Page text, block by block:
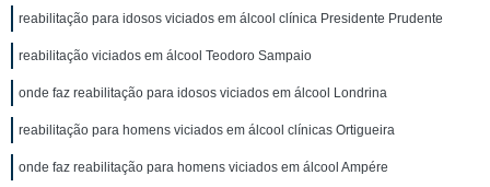
reabilitação para idosos viciados em álcool clínica Presidente Prudente
reabilitação viciados em álcool Teodoro Sampaio
onde faz reabilitação para idosos viciados em álcool Londrina
reabilitação para homens viciados em álcool clínicas Ortigueira
onde faz reabilitação para homens viciados em álcool Ampére